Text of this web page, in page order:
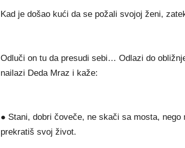
Kad je došao kući da se požali svojoj ženi,
Odluči on tu da presudi sebi… Odlazi do
nailazi Deda Mraz i kaže:
● Stani, dobri čoveče, ne skači sa mosta,
prekratiš svoj život.